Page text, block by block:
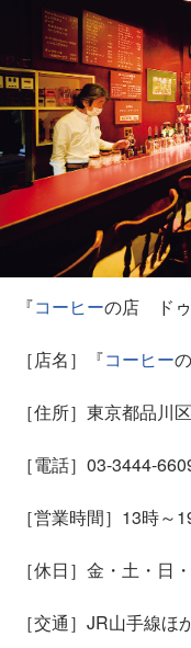
『コーヒーの店 ドゥ
［店名］『コーヒー
［住所］東京都品川
［電話］03-3444-
［営業時間］13時～
［休日］金・土・日
［交通］JR山手線